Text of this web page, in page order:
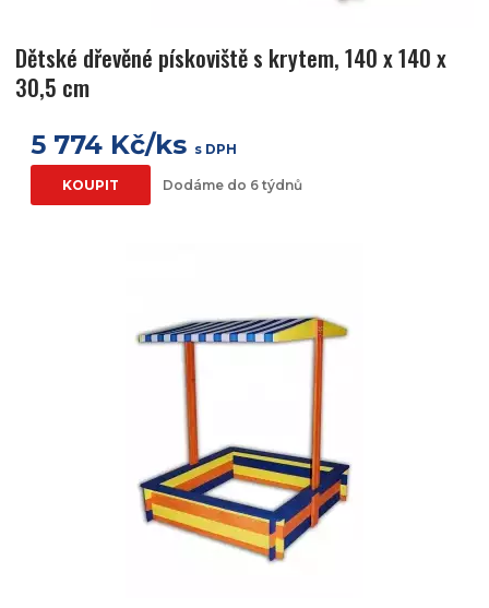
Dětské dřevěné pískoviště s krytem, 140 x 140 x
30,5 cm
5 774 Kč/ks s DPH
KOUPIT Dodáme do 6 týdnů